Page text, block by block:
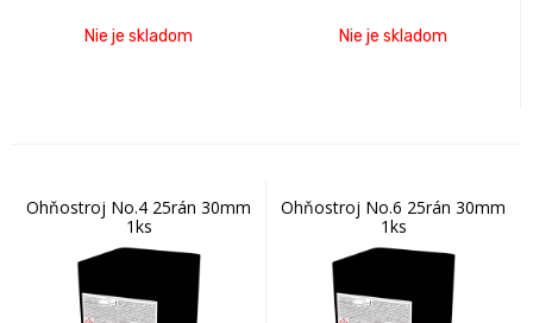
Nie je skladom Nie je skladom
Ohňostroj No.4 25rán 30mm
1ks
Ohňostroj No.6 25rán 30mm
1ks